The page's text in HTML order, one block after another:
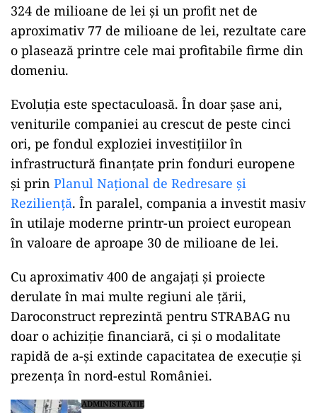
324 de milioane de lei și un profit net de
aproximativ 77 de milioane de lei, rezultate care
o plasează printre cele mai profitabile firme din
domeniu.
Evoluția este spectaculoasă. În doar șase ani,
veniturile companiei au crescut de peste cinci
ori, pe fondul exploziei investițiilor în
infrastructură finanțate prin fonduri europene
și prin Planul Național de Redresare și
Reziliență. În paralel, compania a investit masiv
în utilaje moderne printr-un proiect european
în valoare de aproape 30 de milioane de lei.
Cu aproximativ 400 de angajați și proiecte
derulate în mai multe regiuni ale țării,
Daroconstruct reprezintă pentru STRABAG nu
doar o achiziție financiară, ci și o modalitate
rapidă de a-și extinde capacitatea de execuție și
prezența în nord-estul României.
ADMINISTRATIE